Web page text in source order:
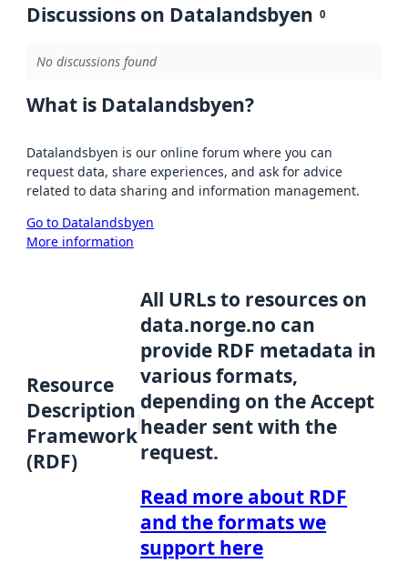
Discussions on Datalandsbyen 0
No discussions found
What is Datalandsbyen?
Datalandsbyen is our online forum where you can
request data, share experiences, and ask for advice
related to data sharing and information management.
Go to Datalandsbyen
More information
Resource
Description
Framework
(RDF)
All URLs to resources on
data.norge.no can
provide RDF metadata in
various formats,
depending on the Accept
header sent with the
request.
Read more about RDF
and the formats we
support here